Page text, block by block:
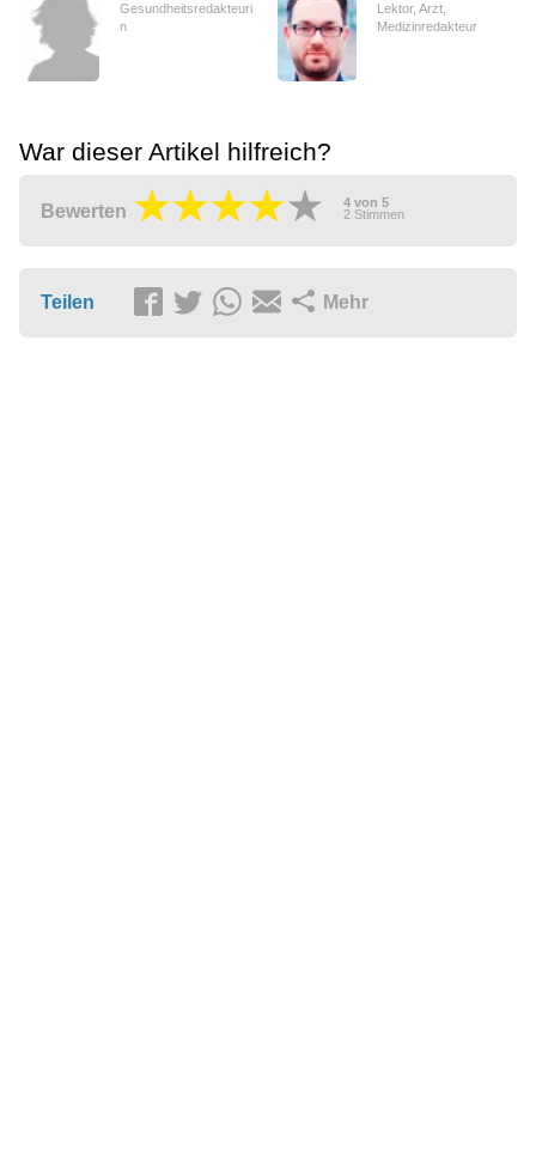
Gesundheitsredakteuri
n
Lektor, Arzt,
Medizinredakteur
War dieser Artikel hilfreich?
Bewerten 4 von 5
2 Stimmen
Teilen Mehr